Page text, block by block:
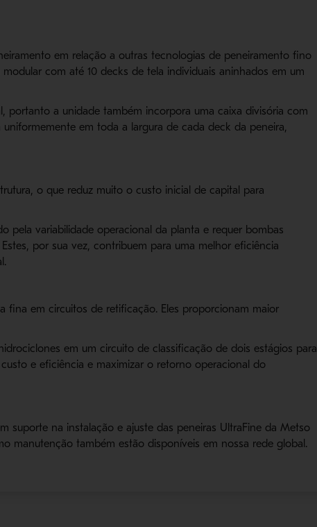
em relação a outras tecnologias de peneiramento fino
com até 10 decks de tela individuais aninhados em um
portanto a unidade também incorpora uma caixa divisória com
em toda a largura de cada deck da peneira,
o que reduz muito o custo inicial de capital para
pela variabilidade operacional da planta e requer bombas
por sua vez, contribuem para uma melhor eficiência
fina em circuitos de retificação. Eles proporcionam maior
em um circuito de classificação de dois estágios para
e eficiência e maximizar o retorno operacional do
suporte na instalação e ajuste das peneiras UltraFine da Metso
manutenção também estão disponíveis em nossa rede global.